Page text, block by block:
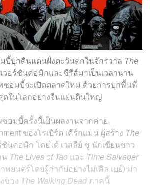
บี้บุกดินแดนฝั่งตะวันตกในจักรวาล The
วอร์ชันคอมิกและซีรีส์มาเป็นเวลานาน
ซอมบี้จะเปิดตลาดใหม่ ด้วยการบุกพื้นที่
ในโลกอย่างจีนแผ่นดินใหญ่
ซอมบี้ครั้งนี้เป็นผลงานจากค่าย
ของโรเบิร์ต เคิร์กแมน ผู้สร้าง The
ชันคอมิก โดยได้ เวสลีย์ ชู นักเขียนชาว
น The Lives of Tao และ Time Salvager
พยนตร์โดยผู้กำกับอย่างไมเคิล เบย์) มา
ของ The Walking Deadภาคนี้